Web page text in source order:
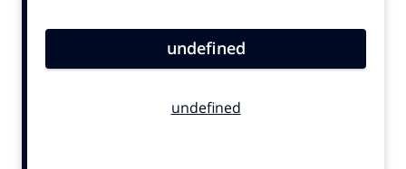
Carriere